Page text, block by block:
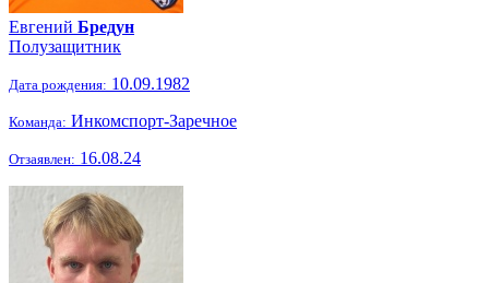
Евгений Бредун
Полузащитник
Дата рождения: 10.09.1982
Команда: Инкомспорт-Заречное
Отзаявлен: 16.08.24